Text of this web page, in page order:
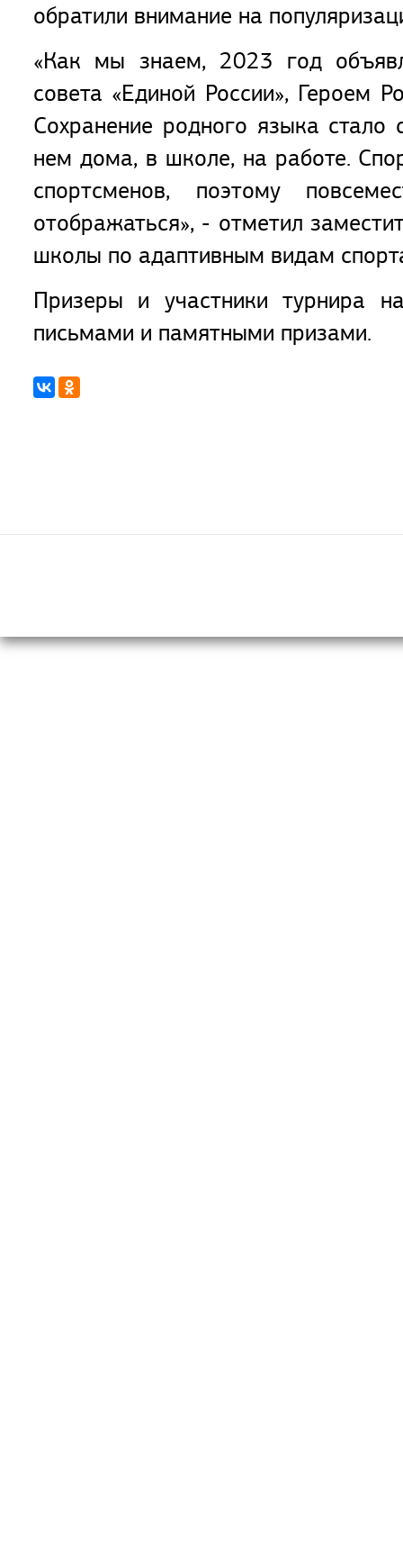
обратили внимание на
«Как мы знаем, 2023 год
совета «Единой России», Героем
Сохранение родного языка стало
нем дома, в школе, на работе.
спортсменов, поэтому
отображаться», - отметил
школы по адаптивным видам
Призеры и участники турнира
письмами и памятными призами.